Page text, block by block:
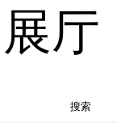
厅
搜索